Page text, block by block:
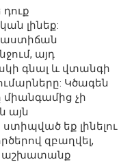
դուք
լինեք:
այդ
գնալ և վտանգի
Կծագեն
միանգամից չի
այն
եք լինելու
զբաղվել,
աշխատանք